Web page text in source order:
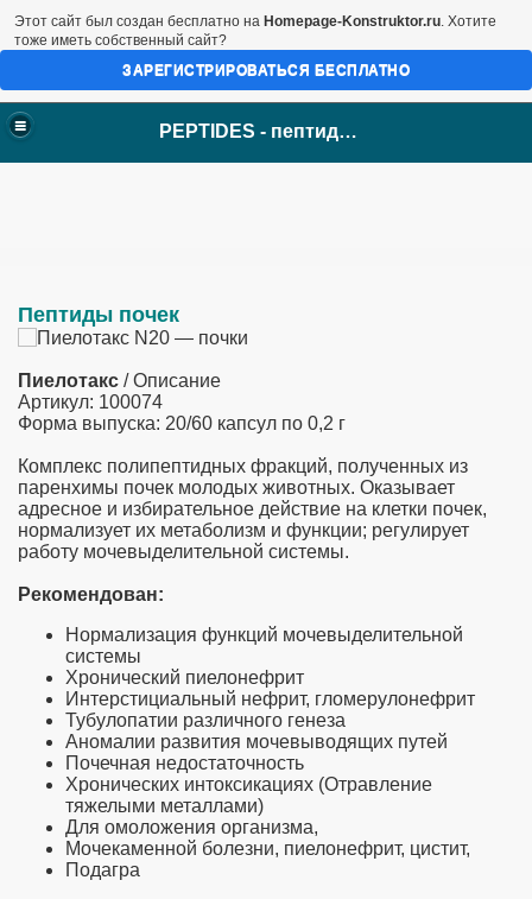
PEPTIDES - пептиды Хавинсона
Пептиды почек
Пиелотакс / Описание
Артикул: 100074
Форма выпуска: 20/60 капсул по 0,2 г
Комплекс полипептидных фракций, полученных из
паренхимы почек молодых животных. Оказывает
адресное и избирательное действие на клетки почек,
нормализует их метаболизм и функции; регулирует
работу мочевыделительной системы.
Рекомендован:
Нормализация функций мочевыделительной
системы
Хронический пиелонефрит
Интерстициальный нефрит, гломерулонефрит
Тубулопатии различного генеза
Аномалии развития мочевыводящих путей
Почечная недостаточность
Хронических интоксикациях (Отравление
тяжелыми металлами)
Для омоложения организма,
Мочекаменной болезни, пиелонефрит, цистит,
Подагра
мозга
железы
железы
Этот сайт был создан бесплатно на Homepage-Konstruktor.ru. Хотите
тоже иметь собственный сайт?
ЗАРЕГИСТРИРОВАТЬСЯ БЕСПЛАТНО